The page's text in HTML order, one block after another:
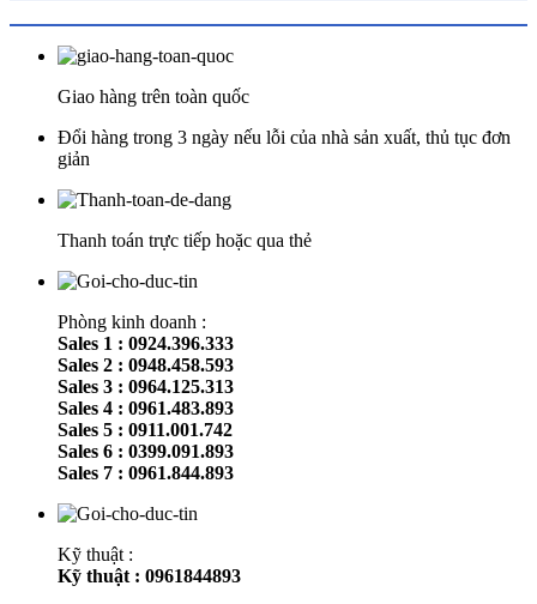
Giao hàng trên toàn quốc
Đổi hàng trong 3 ngày nếu lỗi của nhà sản xuất, thủ tục đơn
giản
Thanh toán trực tiếp hoặc qua thẻ
Phòng kinh doanh :
Sales 1 : 0924.396.333
Sales 2 : 0948.458.593
Sales 3 : 0964.125.313
Sales 4 : 0961.483.893
Sales 5 : 0911.001.742
Sales 6 : 0399.091.893
Sales 7 : 0961.844.893
Kỹ thuật :
Kỹ thuật : 0961844893